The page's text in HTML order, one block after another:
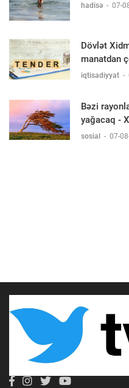
hadisə - 07-
Dövlət
manatdan
iqtisadiyyat -
Bəzi
yağacaq -
sosial - 07-